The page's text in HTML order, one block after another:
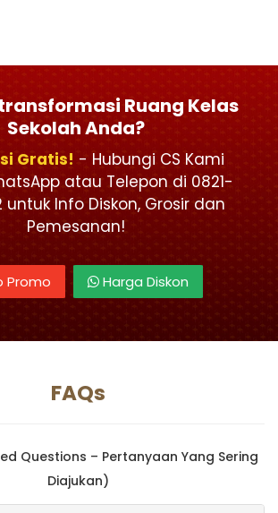
Ruang Kelas
Sekolah Anda?
Gratis! - Hubungi CS Kami
atau Telepon di 0821-
untuk Info Diskon, Grosir dan
Pemesanan!
Promo Harga Diskon
FAQs
Questions – Pertanyaan Yang Sering
Diajukan)